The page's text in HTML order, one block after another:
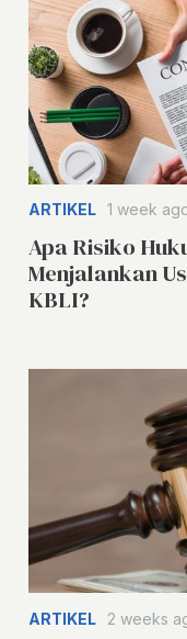
ARTIKEL 1 week
Apa Risiko
Menjalankan
KBLI?
ARTIKEL 2 weeks